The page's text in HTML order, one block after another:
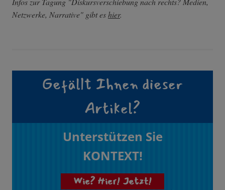
Netzwerke, Narrative" gibt eshier.
Gefällt Ihnen dieser
Artikel?
Unterstützen Sie
KONTEXT!
Wie? Hier! Jetzt!